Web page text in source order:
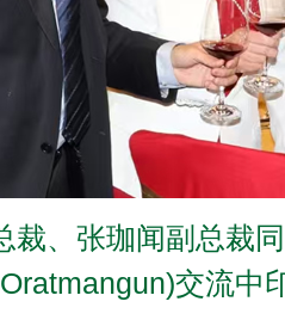
裁、张珈闻副总裁
交流中